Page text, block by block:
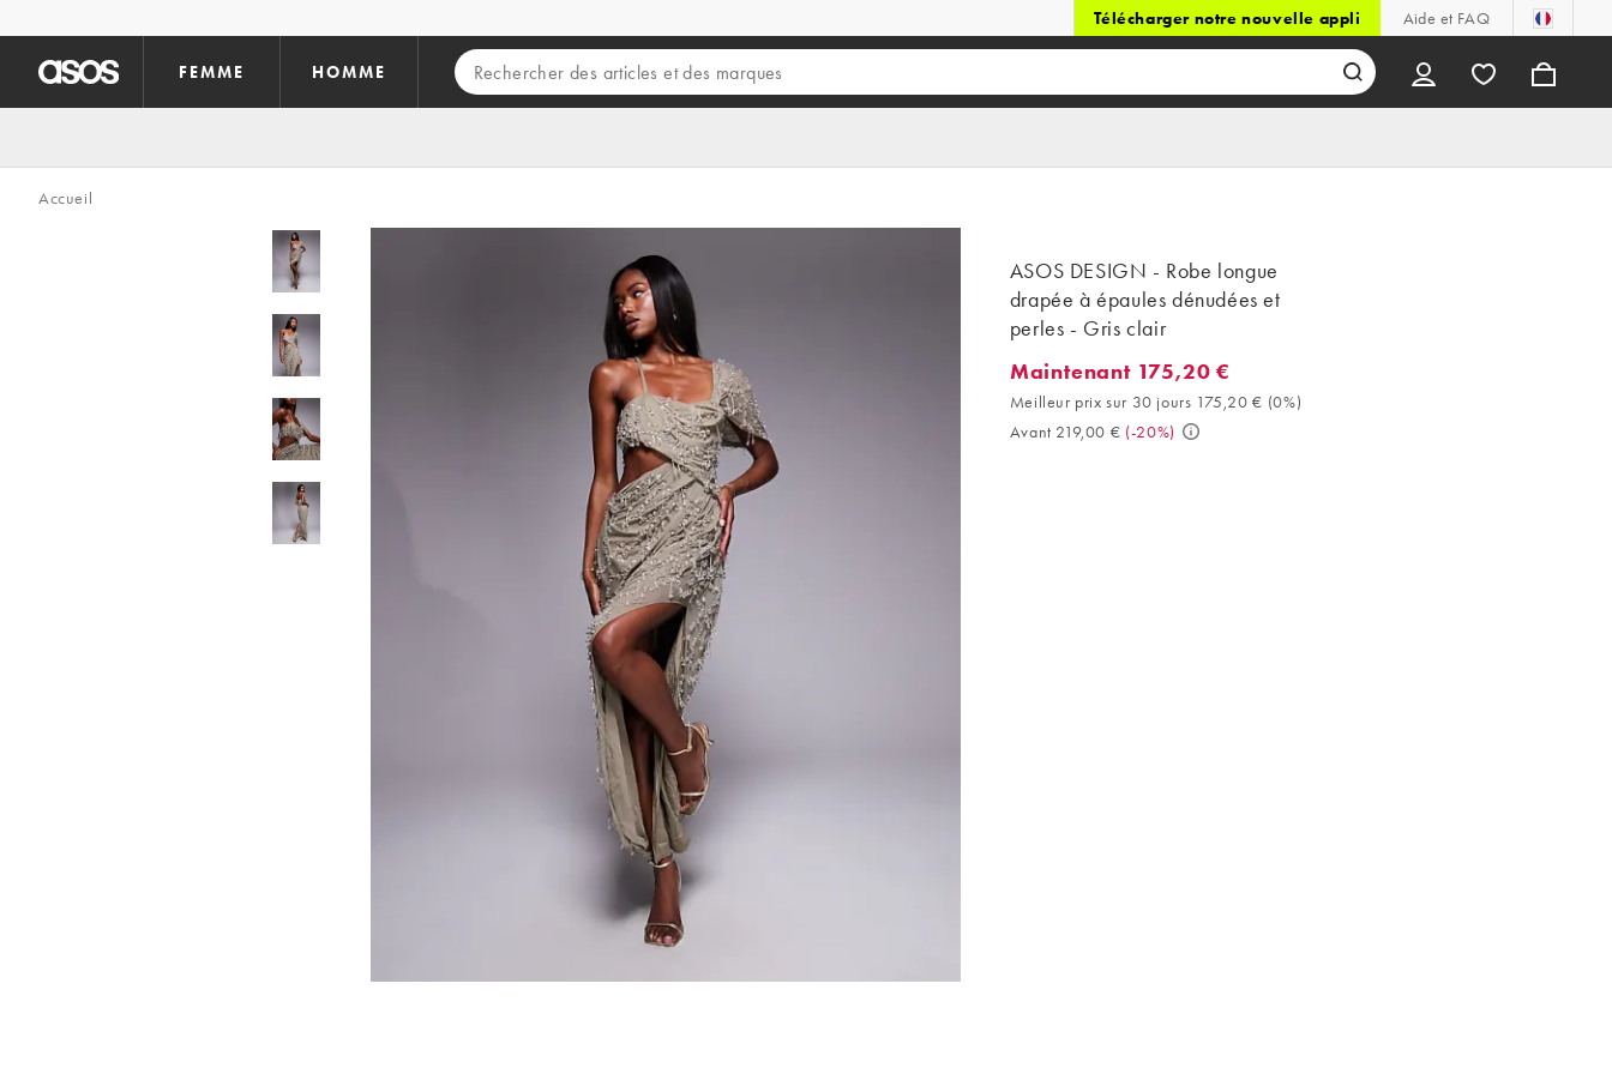
Télécharger notre nouvelle appli Aide et FAQ
FEMME HOMME
Accueil
ASOS DESIGN - Robe longue
drapée à épaules dénudées et
perles - Gris clair
Maintenant 175,20 €. Meilleur prix sur 30 jours 175,20 € (0%). Avant
Maintenant 175,20 €
Meilleur prix sur 30 jours 175,20 € (0%)
Avant 219,00 € (-20%)